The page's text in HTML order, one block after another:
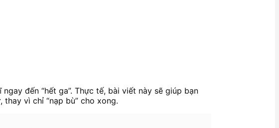
đến “hết ga”. Thực tế, bài viết này sẽ giúp bạn
vì chỉ “nạp bù” cho xong.